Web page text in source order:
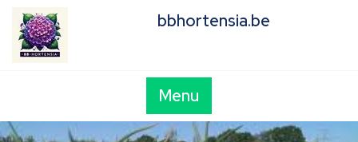
content
bbhortensia.be
Menu